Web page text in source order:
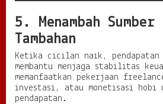
5. Menambah
Tambahan
Ketika cicilan naik, pendapatan
membantu menjaga stabilitas
memanfaatkan pekerjaan
investasi, atau monetisasi hobi
pendapatan.